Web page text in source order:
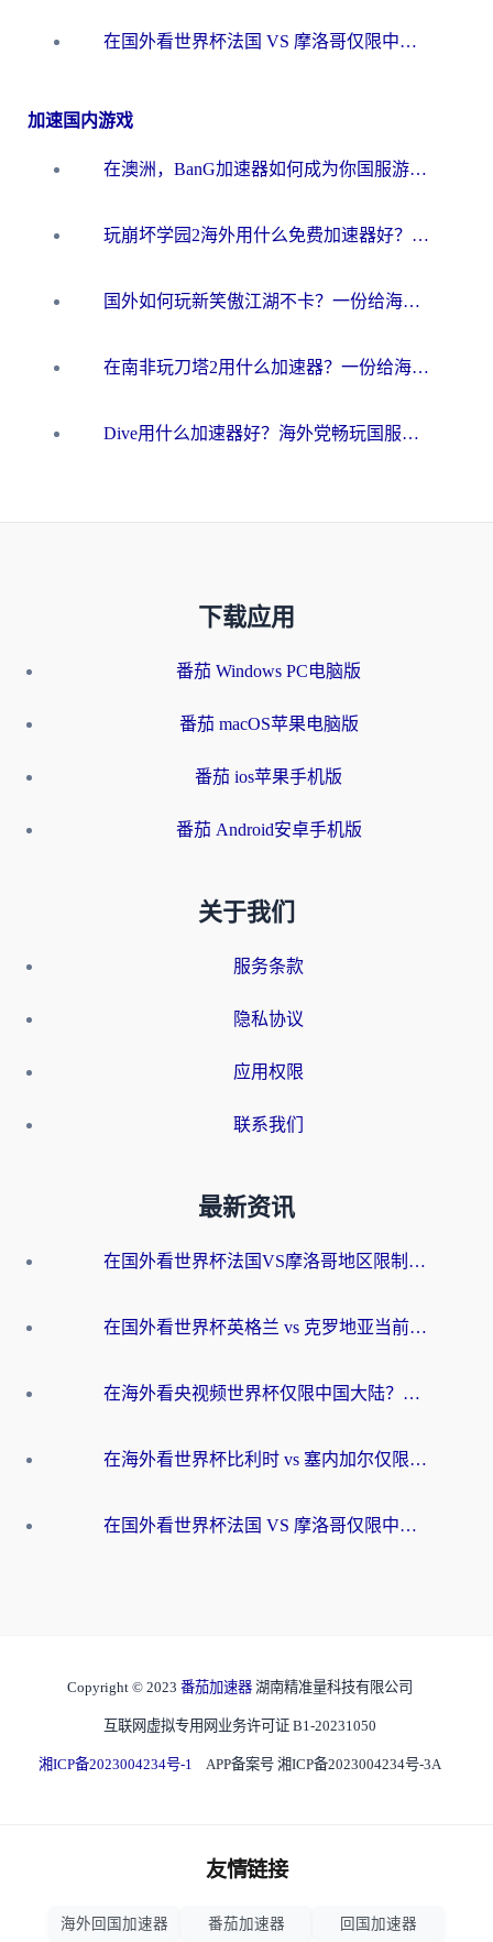
在国外看世界杯法国 VS 摩洛哥仅限中国大陆？海外党这样看中文解说赛事不卡顿
加速国内游戏
在澳洲，BanG加速器如何成为你国服游戏的“时光机”？
玩崩坏学园2海外用什么免费加速器好？2026海外党亲测国服游戏加速指南
国外如何玩新笑傲江湖不卡？一份给海外游子的终极网络指南
在南非玩刀塔2用什么加速器？一份给海外游子的终极生存指南
Dive用什么加速器好？海外党畅玩国服游戏的终极避坑指南
下载应用
番茄 Windows PC电脑版
番茄 macOS苹果电脑版
番茄 ios苹果手机版
番茄 Android安卓手机版
关于我们
服务条款
隐私协议
应用权限
联系我们
最新资讯
在国外看世界杯法国VS摩洛哥地区限制？这篇指南让你流畅看中文解说无压力
在国外看世界杯英格兰 vs 克罗地亚当前地区不可播放？这篇指南帮你搞定所有海外观赛难题
在海外看央视频世界杯仅限中国大陆？这篇指南帮你解锁中文解说+无卡顿直播
在海外看世界杯比利时 vs 塞内加尔仅限中国大陆？我找到了最流畅的中文解说之路
在国外看世界杯法国 VS 摩洛哥仅限中国大陆？海外党这样看中文解说赛事不卡顿
Copyright © 2023 番茄加速器 湖南精准量科技有限公司
互联网虚拟专用网业务许可证 B1-20231050
湘ICP备2023004234号-1 APP备案号 湘ICP备2023004234号-3A
友情链接
海外回国加速器 番茄加速器 回国加速器